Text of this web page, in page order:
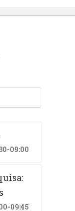
09:00
09:45